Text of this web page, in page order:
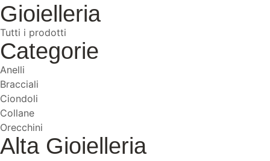
Gioielleria
Tutti i prodotti
Categorie
Anelli
Bracciali
Ciondoli
Collane
Orecchini
Alta Gioielleria